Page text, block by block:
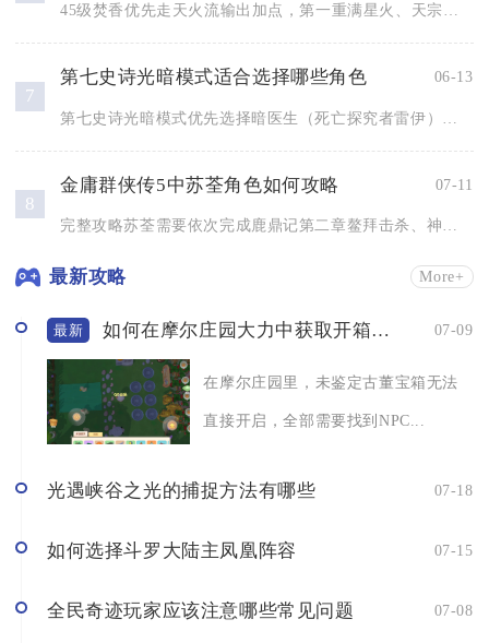
7
第七史诗光暗模式适合选择哪些角色 06-13
8
金庸群侠传5中苏荃角色如何攻略 07-11
完整攻略苏荃需要依次完成鹿鼎记第二章鳌拜击杀、神龙岛线索收集...
最新攻略 More+
最新 如何在摩尔庄园大力中获取开箱子的方法 07-09
在摩尔庄园里，未鉴定古董宝箱无法
直接开启，全部需要找到NPC...
光遇峡谷之光的捕捉方法有哪些 07-18
如何选择斗罗大陆主凤凰阵容 07-15
全民奇迹玩家应该注意哪些常见问题 07-08